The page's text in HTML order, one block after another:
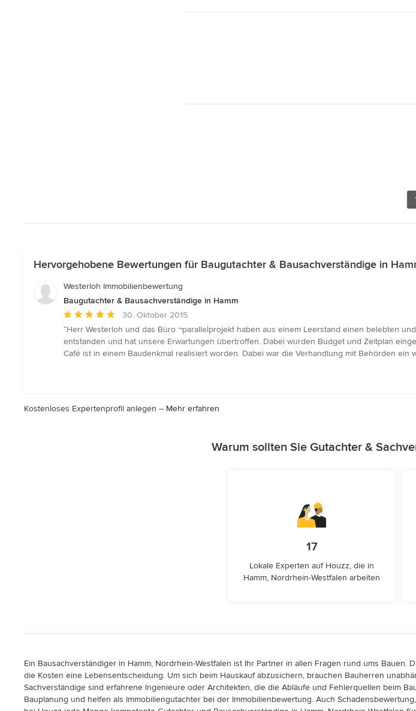
Hervorgehobene Bewertungen für Baugutachter & Bausachverständige in
Westerloh Immobilienbewertung
Baugutachter & Bausachverständige in Hamm
Durchschnittliche
Bewertung:
5
von
30. Oktober 2015
“Herr Westerloh und das Büro ¬parallelprojekt haben aus einem Leerstand einen belebten
entstanden und hat unsere Erwartungen übertroffen. Dabei wurden Budget und Zeitplan
Café ist in einem Baudenkmal realisiert worden. Dabei war die Verhandlung mit Behörden
Kostenloses Expertenprofil anlegen – Mehr erfahren
Warum sollten Sie Gutachter &
17
Lokale Experten auf Houzz, die in
Hamm, Nordrhein-Westfalen arbeiten
Ein Bausachverständiger in Hamm, Nordrhein-Westfalen ist Ihr Partner in allen Fragen rund ums
die Kosten eine Lebensentscheidung. Um sich beim Hauskauf abzusichern, brauchen Bauherren
Sachverständige sind erfahrene Ingenieure oder Architekten, die die Abläufe und Fehlerquellen beim
Bauplanung und helfen als Immobiliengutachter bei der Immobilienbewertung. Auch